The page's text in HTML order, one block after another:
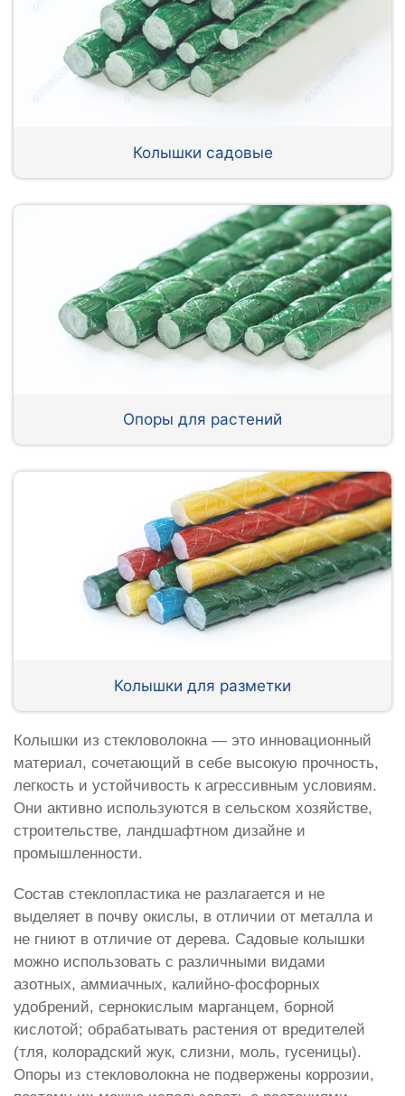
Колышки садовые
Опоры для растений
Колышки для разметки
Колышки из стекловолокна — это инновационный
материал, сочетающий в себе высокую прочность,
легкость и устойчивость к агрессивным условиям.
Они активно используются в сельском хозяйстве,
строительстве, ландшафтном дизайне и
промышленности.
Состав стеклопластика не разлагается и не
выделяет в почву окислы, в отличии от металла и
не гниют в отличие от дерева. Садовые колышки
можно использовать с различными видами
азотных, аммиачных, калийно-фосфорных
удобрений, сернокислым марганцем, борной
кислотой; обрабатывать растения от вредителей
(тля, колорадский жук, слизни, моль, гусеницы).
Опоры из стекловолокна не подвержены коррозии,